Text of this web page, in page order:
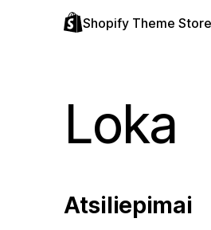
Shopify Theme Store
Loka
Atsiliepimai